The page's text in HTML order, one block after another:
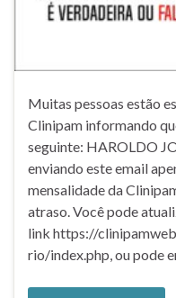
Muitas pessoas estão
Clinipam informando
seguinte: HAROLDO
enviando este email
mensalidade da
atraso. Você pode
link https://
rio/index.php, ou pode